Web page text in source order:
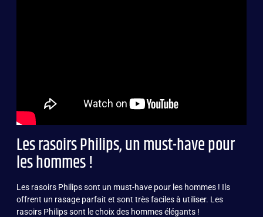
Les rasoirs Philips, un must-have pour
les hommes !
Les rasoirs Philips sont un must-have pour les hommes ! Ils
offrent un rasage parfait et sont très faciles à utiliser. Les
rasoirs Philips sont le choix des hommes élégants !